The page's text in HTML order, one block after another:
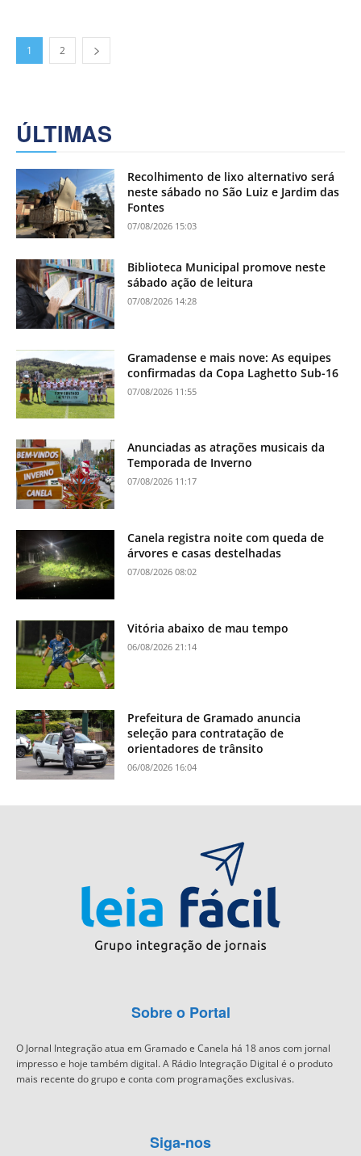
1 2
ÚLTIMAS
Recolhimento de lixo alternativo será
neste sábado no São Luiz e Jardim das
Fontes
07/08/2026 15:03
Biblioteca Municipal promove neste
sábado ação de leitura
07/08/2026 14:28
Gramadense e mais nove: As equipes
confirmadas da Copa Laghetto Sub-16
07/08/2026 11:55
Anunciadas as atrações musicais da
Temporada de Inverno
07/08/2026 11:17
Canela registra noite com queda de
árvores e casas destelhadas
07/08/2026 08:02
Vitória abaixo de mau tempo
06/08/2026 21:14
Prefeitura de Gramado anuncia
seleção para contratação de
orientadores de trânsito
06/08/2026 16:04
Sobre o Portal
O Jornal Integração atua em Gramado e Canela há 18 anos com jornal
impresso e hoje também digital. A Rádio Integração Digital é o produto
mais recente do grupo e conta com programações exclusivas.
Siga-nos